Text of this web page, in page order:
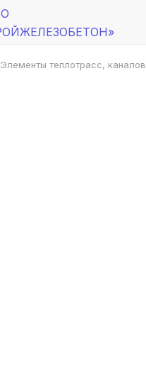
Элементы теплотрасс, каналов